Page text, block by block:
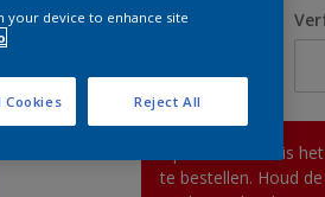
Aantal
Op dit moment is
te bestellen. Houd
your device to enhance site
Reject All
Cookies